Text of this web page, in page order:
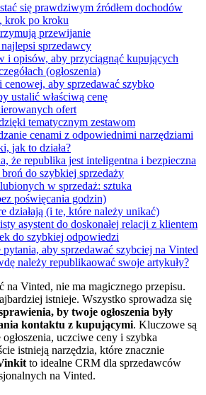
się prawdziwym źródłem dochodów
krok po kroku
przewijanie
sprzedawcy
i opisów, aby przyciągnąć kupujących
(ogłoszenia)
cenowej, aby sprzedawać szybko
ustalić właściwą cenę
ofert
tematycznym zestawom
cenami z odpowiednimi narzędziami
jak to działa?
że republika jest inteligentna i bezpieczna
do szybkiej sprzedaży
w sprzedaż: sztuka
poświęcania godzin)
działają (i te, które należy unikać)
asystent do doskonałej relacji z klientem
do szybkiej odpowiedzi
pytania, aby sprzedawać szybciej na Vinted
należy republikaować swoje artykuły?
na Vinted, nie ma magicznego przepisu.
istnieje. Wszystko sprowadza się
by twoje ogłoszenia były
kontaktu z kupującymi. Kluczowe są
uczciwe ceny i szybka
istnieją narzędzia, które znacznie
to idealne CRM dla sprzedawców
na Vinted.